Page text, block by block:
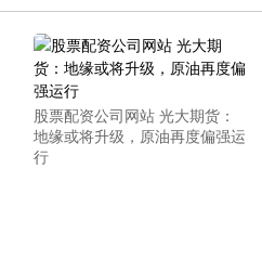
股票配资公司网站 光大期货：
地缘或将升级，原油再度偏强运
行